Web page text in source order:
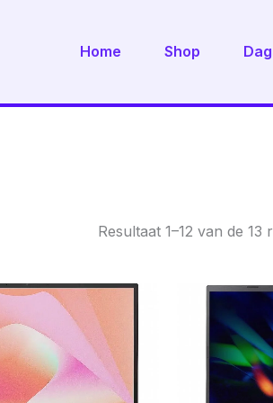
Home Shop
Resultaat 1–12 van de